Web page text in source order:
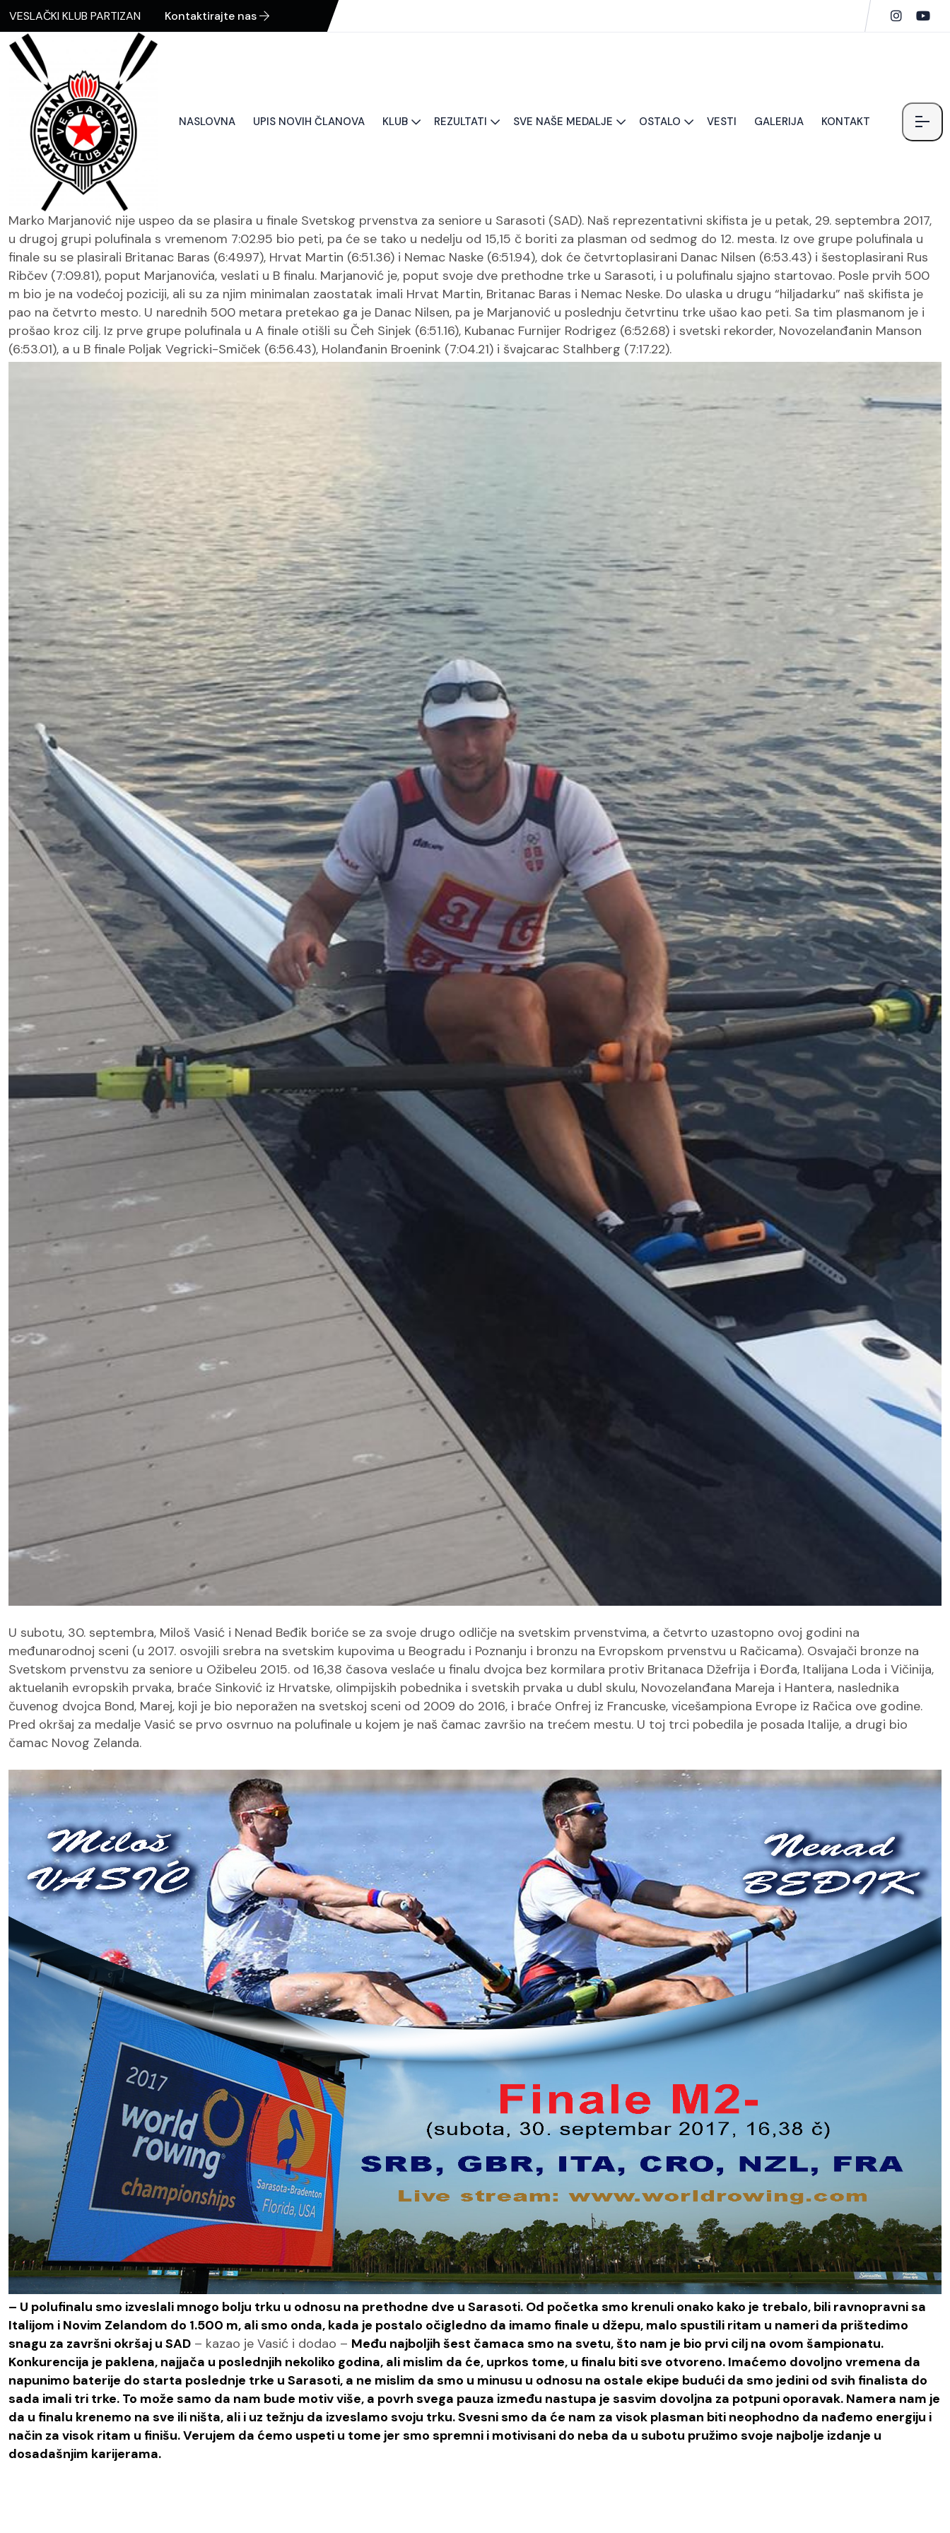
VESLAČKI KLUB PARTIZAN Kontaktirajte nas
NASLOVNA UPIS NOVIH ČLANOVA KLUB REZULTATI SVE NAŠE MEDALJE OSTALO VESTI GALERIJA KONTAKT
Marko Marjanović nije uspeo da se plasira u finale Svetskog prvenstva za seniore u Sarasoti (SAD). Naš reprezentativni skifista je u petak, 29. septembra 2017,
u drugoj grupi polufinala s vremenom 7:02.95 bio peti, pa će se tako u nedelju od 15,15 č boriti za plasman od sedmog do 12. mesta. Iz ove grupe polufinala u
finale su se plasirali Britanac Baras (6:49.97), Hrvat Martin (6:51.36) i Nemac Naske (6:51.94), dok će četvrtoplasirani Danac Nilsen (6:53.43) i šestoplasirani Rus
Ribčev (7:09.81), poput Marjanovića, veslati u B finalu. Marjanović je, poput svoje dve prethodne trke u Sarasoti, i u polufinalu sjajno startovao. Posle prvih 500
m bio je na vodećoj poziciji, ali su za njim minimalan zaostatak imali Hrvat Martin, Britanac Baras i Nemac Neske. Do ulaska u drugu “hiljadarku” naš skifista je
pao na četvrto mesto. U narednih 500 metara pretekao ga je Danac Nilsen, pa je Marjanović u poslednju četvrtinu trke ušao kao peti. Sa tim plasmanom je i
prošao kroz cilj. Iz prve grupe polufinala u A finale otišli su Čeh Sinjek (6:51.16), Kubanac Furnijer Rodrigez (6:52.68) i svetski rekorder, Novozelanđanin Manson
(6:53.01), a u B finale Poljak Vegricki-Smiček (6:56.43), Holanđanin Broenink (7:04.21) i švajcarac Stalhberg (7:17.22).
U subotu, 30. septembra, Miloš Vasić i Nenad Beđik boriće se za svoje drugo odličje na svetskim prvenstvima, a četvrto uzastopno ovoj godini na
međunarodnoj sceni (u 2017. osvojili srebra na svetskim kupovima u Beogradu i Poznanju i bronzu na Evropskom prvenstvu u Račicama). Osvajači bronze na
Svetskom prvenstvu za seniore u Ožibeleu 2015. od 16,38 časova veslaće u finalu dvojca bez kormilara protiv Britanaca Džefrija i Đorđa, Italijana Loda i Vičinija,
aktuelanih evropskih prvaka, braće Sinković iz Hrvatske, olimpijskih pobednika i svetskih prvaka u dubl skulu, Novozelanđana Mareja i Hantera, naslednika
čuvenog dvojca Bond, Marej, koji je bio neporažen na svetskoj sceni od 2009 do 2016, i braće Onfrej iz Francuske, vicešampiona Evrope iz Račica ove godine.
Pred okršaj za medalje Vasić se prvo osvrnuo na polufinale u kojem je naš čamac završio na trećem mestu. U toj trci pobedila je posada Italije, a drugi bio
čamac Novog Zelanda.
– U polufinalu smo izveslali mnogo bolju trku u odnosu na prethodne dve u Sarasoti. Od početka smo krenuli onako kako je trebalo, bili ravnopravni sa
Italijom i Novim Zelandom do 1.500 m, ali smo onda, kada je postalo očigledno da imamo finale u džepu, malo spustili ritam u nameri da prištedimo
snagu za završni okršaj u SAD – kazao je Vasić i dodao – Među najboljih šest čamaca smo na svetu, što nam je bio prvi cilj na ovom šampionatu.
Konkurencija je paklena, najjača u poslednjih nekoliko godina, ali mislim da će, uprkos tome, u finalu biti sve otvoreno. Imaćemo dovoljno vremena da
napunimo baterije do starta poslednje trke u Sarasoti, a ne mislim da smo u minusu u odnosu na ostale ekipe budući da smo jedini od svih finalista do
sada imali tri trke. To može samo da nam bude motiv više, a povrh svega pauza između nastupa je sasvim dovoljna za potpuni oporavak. Namera nam je
da u finalu krenemo na sve ili ništa, ali i uz težnju da izveslamo svoju trku. Svesni smo da će nam za visok plasman biti neophodno da nađemo energiju i
način za visok ritam u finišu. Verujem da ćemo uspeti u tome jer smo spremni i motivisani do neba da u subotu pružimo svoje najbolje izdanje u
dosadašnjim karijerama.